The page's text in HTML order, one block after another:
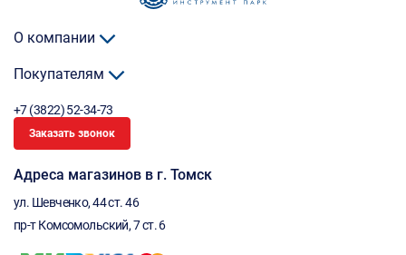
О компании
Покупателям
+7 (3822) 52-34-73
Заказать звонок
Адреса магазинов в г. Томск
ул. Шевченко, 44 ст. 46
пр-т Комсомольский, 7 ст. 6